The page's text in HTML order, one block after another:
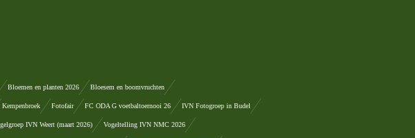
Bloemen en planten 2026 Bloesem en boomvruchten
Kempenbroek Fotofair FC ODA G voetbaltoernooi 26 IVN Fotogroep in Budel
IVN Weert (maart 2026) Vogeltelling IVN NMC 2026